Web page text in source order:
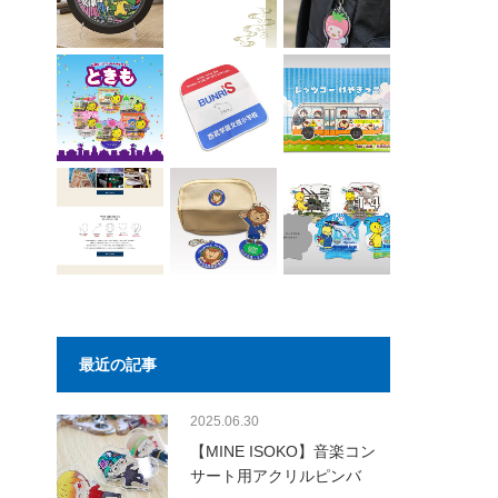
最近の記事
2025.06.30
【MINE ISOKO】音楽コン
サート用アクリルピンバ